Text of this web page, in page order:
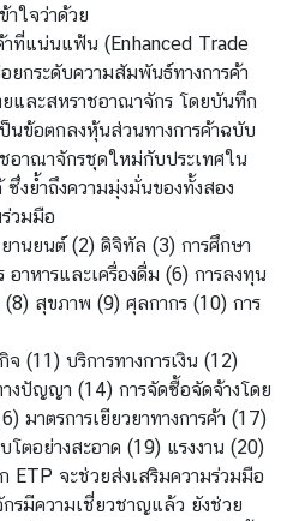
าใจว่าด้วย
าที่แน่นแฟ้น (Enhanced Trade
กระดับความสัมพันธ์ทางการค้า
ยและสหราชอาณาจักร โดยบันทึก
นข้อตกลงหุ้นส่วนทางการค้าฉบับ
ชอาณาจักรชุดใหม่กับประเทศใน
ซึ่งย้ำถึงความมุ่งมั่นของทั้งสอง
วมมือ
านยนต์ (2) ดิจิทัล (3) การศึกษา
อาหารและเครื่องดื่ม (6) การลงทุน
(8) สุขภาพ (9) ศุลกากร (10) การ
(11) บริการทางการเงิน (12)
งปัญญา (14) การจัดซื้อจัดจ้างโดย
มาตรการเยียวยาทางการค้า (17)
โตอย่างสะอาด (19) แรงงาน (20)
ETP จะช่วยส่งเสริมความร่วมมือ
รมีความเชี่ยวชาญแล้ว ยังช่วย